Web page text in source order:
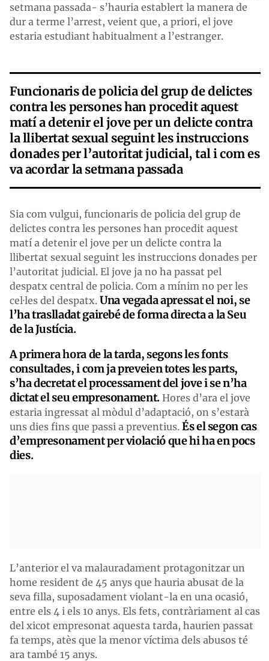
setmana passada- s’hauria establert la manera de
dur a terme l’arrest, veient que, a priori, el jove
estaria estudiant habitualment a l’estranger.
Funcionaris de policia del grup de delictes
contra les persones han procedit aquest
matí a detenir el jove per un delicte contra
la llibertat sexual seguint les instruccions
donades per l’autoritat judicial, tal i com es
va acordar la setmana passada
Sia com vulgui, funcionaris de policia del grup de
delictes contra les persones han procedit aquest
matí a detenir el jove per un delicte contra la
llibertat sexual seguint les instruccions donades per
l’autoritat judicial. El jove ja no ha passat pel
despatx central de policia. Com a mínim no per les
cel·les del despatx. Una vegada apressat el noi, se
l’ha traslladat gairebé de forma directa a la Seu
de la Justícia.
A primera hora de la tarda, segons les fonts
consultades, i com ja preveien totes les parts,
s’ha decretat el processament del jove i se n’ha
dictat el seu empresonament.Hores d’ara el jove
estaria ingressat al mòdul d’adaptació, on s’estarà
uns dies fins que passi a preventius. És el segon cas
d’empresonament per violació que hi ha en pocs
dies.
L’anterior el va malauradament protagonitzar un
home resident de 45 anys que hauria abusat de la
seva filla, suposadament violant-la en una ocasió,
entre els 4 i els 10 anys. Els fets, contràriament al cas
del xicot empresonat aquesta tarda, haurien passat
fa temps, atès que la menor víctima dels abusos té
ara també 15 anys.